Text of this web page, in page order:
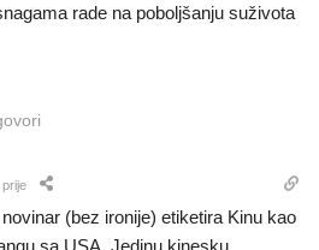
rade na poboljšanju suživota
(bez ironije) etiketira Kinu kao